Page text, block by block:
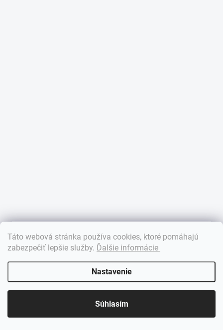
Táto webová stránka používa cookies, ktoré pomáhajú
zabezpečiť lepšie služby. Ďalšie informácie
Nastavenie
Súhlasím
Dobrý deň! 👋 Pomôžem vám nájsť správny diel. Napíšte mi.